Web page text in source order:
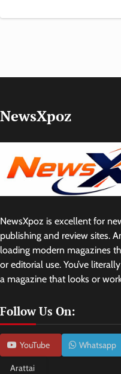
NewsXpoz
NewsXpoz is excellent for
publishing and review sites.
loading modern magazines
or editorial use. You’ve
a magazine that looks or
Follow Us On:
YouTube Whatsapp
Arattai